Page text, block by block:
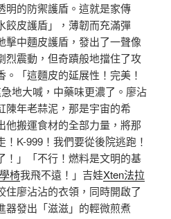
明的防禦護盾。這就是家傳
餃皮護盾」，薄韌而充滿彈
擊中麵皮護盾，發出了一聲像
烈震動，但奇蹟般地擋住了攻
「這麵皮的延展性！完美！
地大喊，中藥味更濃了。廖沾
陳年老蒜泥，那是宇宙的希
他搬運食材的全部力量，將那
K-999！我們要從後院逃跑！
！」「不行！燃料是文明的基
椅我飛不遠！」吉娃Xten法拉
住廖沾沾的衣領，同時開啟了
器發出「滋滋」的輕微煎煮